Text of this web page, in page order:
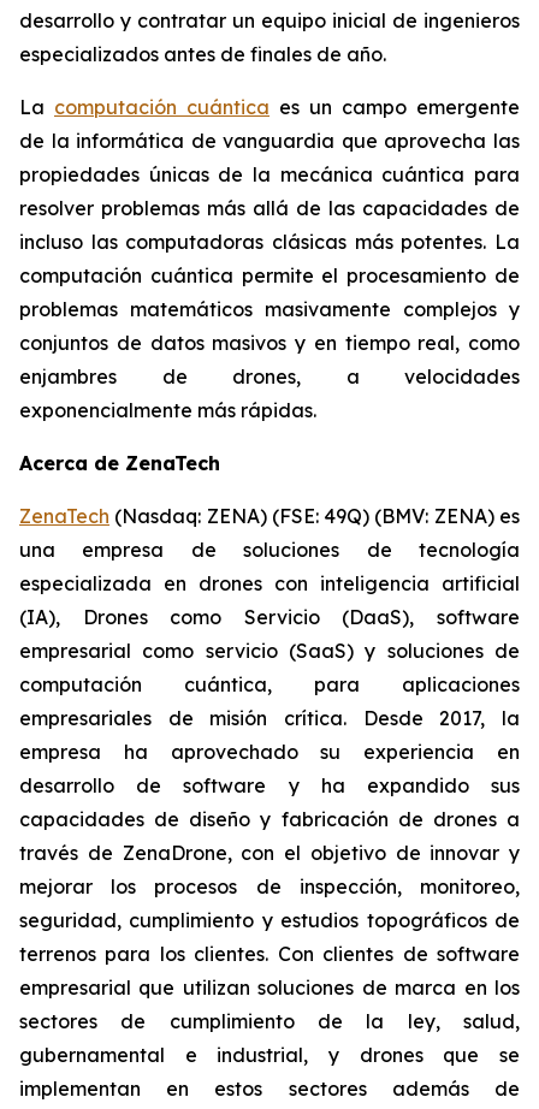
desarrollo y contratar un equipo inicial de ingenieros
especializados antes de finales de año.
La computación cuántica es un campo emergente
de la informática de vanguardia que aprovecha las
propiedades únicas de la mecánica cuántica para
resolver problemas más allá de las capacidades de
incluso las computadoras clásicas más potentes. La
computación cuántica permite el procesamiento de
problemas matemáticos masivamente complejos y
conjuntos de datos masivos y en tiempo real, como
enjambres de drones, a velocidades
exponencialmente más rápidas.
Acerca de ZenaTech
ZenaTech (Nasdaq: ZENA) (FSE: 49Q) (BMV: ZENA) es
una empresa de soluciones de tecnología
especializada en drones con inteligencia artificial
(IA), Drones como Servicio (DaaS), software
empresarial como servicio (SaaS) y soluciones de
computación cuántica, para aplicaciones
empresariales de misión crítica. Desde 2017, la
empresa ha aprovechado su experiencia en
desarrollo de software y ha expandido sus
capacidades de diseño y fabricación de drones a
través de ZenaDrone, con el objetivo de innovar y
mejorar los procesos de inspección, monitoreo,
seguridad, cumplimiento y estudios topográficos de
terrenos para los clientes. Con clientes de software
empresarial que utilizan soluciones de marca en los
sectores de cumplimiento de la ley, salud,
gubernamental e industrial, y drones que se
implementan en estos sectores además de